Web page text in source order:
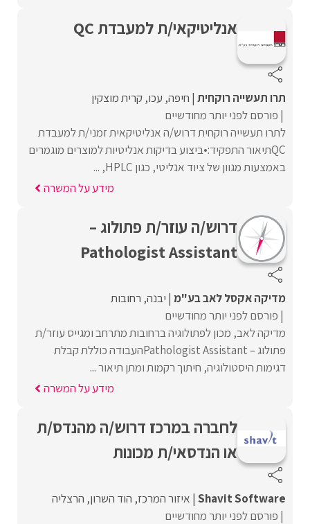
אנליטיקאי/ת למעבדת QC
תרו תעשייה רוקחית חיפה עכו קרית מוצקין
פורסם לפני יותר מחודשיים
לתרו תעשייה רוקחית דרוש/ה אנליטיקאית זמני/ת למעבדת
QCתיאור התפקיד:•ביצוע בדיקות אנליטיות למוצרים מוגמרים
באמצעות מגוון של ציוד אנליטי, כגון HPLC, ...
מידע על המשרה
דרוש/ה עוזר/ת פתולוג –
Pathologist Assistant
מדיקה אקסל לאב בע"מ יבנה רחובות
פורסם לפני יותר מחודשיים
מדיקה לאב, מכון לפתולוגיה ברחובות מתרחב ומגייס עוזר/ת
פתולוג – Pathologist Assistantהעבודה כוללת קבלת
דגימות היסטולוגיה, חיתוך רקמות ומתן תיאור ...
מידע על המשרה
לחברה במרכז דרוש/ה מהנדס/ת
או הנדסאי/ת מכונות
Shavit Software איזור המרכז הוד השרון הרצליה
פורסם לפני יותר מחודשיים